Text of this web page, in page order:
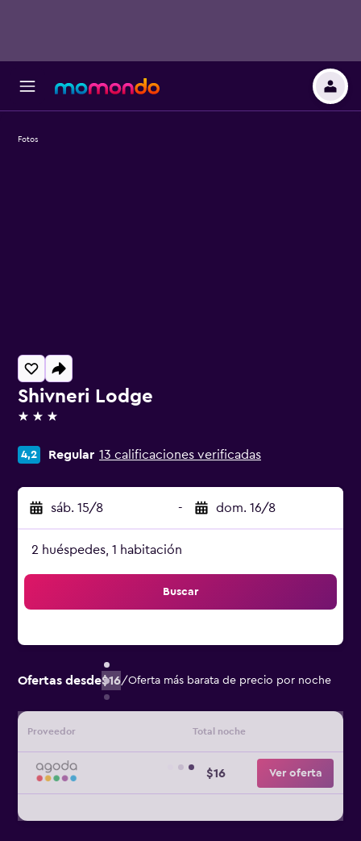
Shivneri Lodge
3 estrellas
4,2 Regular 13 calificaciones verificadas
sáb. 15/8 - dom. 16/8
2 huéspedes, 1 habitación
Buscar
Ofertas desde$16/Oferta más barata de precio por noche
Proveedor Total noche
$16 Ver oferta
Fotos